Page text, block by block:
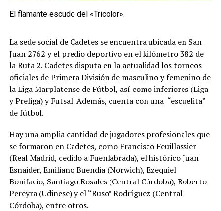
El flamante escudo del «Tricolor».
La sede social de Cadetes se encuentra ubicada en San
Juan 2762 y el predio deportivo en el kilómetro 382 de
la Ruta 2. Cadetes disputa en la actualidad los torneos
oficiales de Primera División de masculino y femenino de
la Liga Marplatense de Fútbol, así como inferiores (Liga
y Preliga) y Futsal. Además, cuenta con una “escuelita”
de fútbol.
Hay una amplia cantidad de jugadores profesionales que
se formaron en Cadetes, como Francisco Feuillassier
(Real Madrid, cedido a Fuenlabrada), el histórico Juan
Esnaider, Emiliano Buendia (Norwich), Ezequiel
Bonifacio, Santiago Rosales (Central Córdoba), Roberto
Pereyra (Udinese) y el “Ruso” Rodríguez (Central
Córdoba), entre otros.